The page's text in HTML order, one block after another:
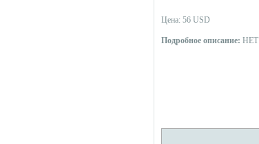
Цена: 56 USD
Подробное описание: НЕТ